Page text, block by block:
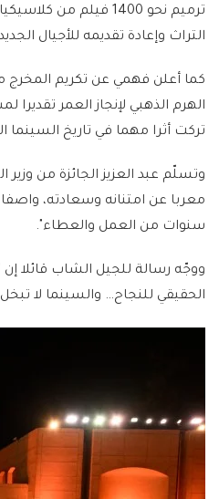
ترميم نحو 1400 فيلم من
التراث وإعادة تقديمه للأجيال
كما أعلن فهمي عن تكريم المخرج
الهرم الذهبي لإنجاز العمر تقديرا
تركت أثرا مهما في تاريخ السينما
وتسلّم عبد العزيز الجائزة من وزير
معربا عن امتنانه وسعادته،
سنوات من العمل والعطاء".
ووجّه رسالة للجيل الشاب قائلا
الحقيقي للنجاح… والسينما لا